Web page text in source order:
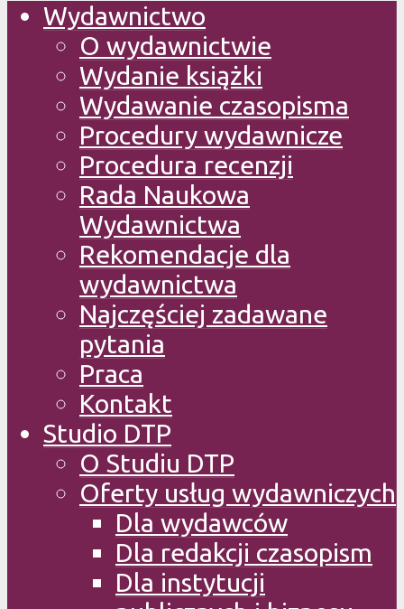
Wydawnictwo
O wydawnictwie
Wydanie książki
Wydawanie czasopisma
Procedury wydawnicze
Procedura recenzji
Rada Naukowa
Wydawnictwa
Rekomendacje dla
wydawnictwa
Najczęściej zadawane
pytania
Praca
Kontakt
Studio DTP
O Studiu DTP
Oferty usług wydawniczych
Dla wydawców
Dla redakcji czasopism
Dla instytucji